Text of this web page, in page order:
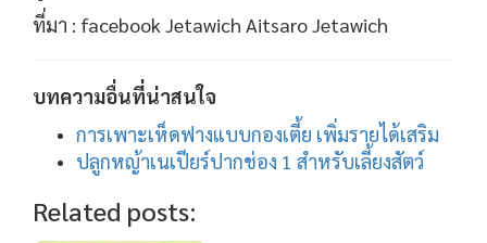
ที่มา : facebook Jetawich Aitsaro Jetawich
บทความอื่นที่น่าสนใจ
การเพาะเห็ดฟางแบบกองเตี้ย เพิ่มรายได้เสริม
ปลูกหญ้าเนเปียร์ปากช่อง 1 สำหรับเลี้ยงสัตว์
Related posts: